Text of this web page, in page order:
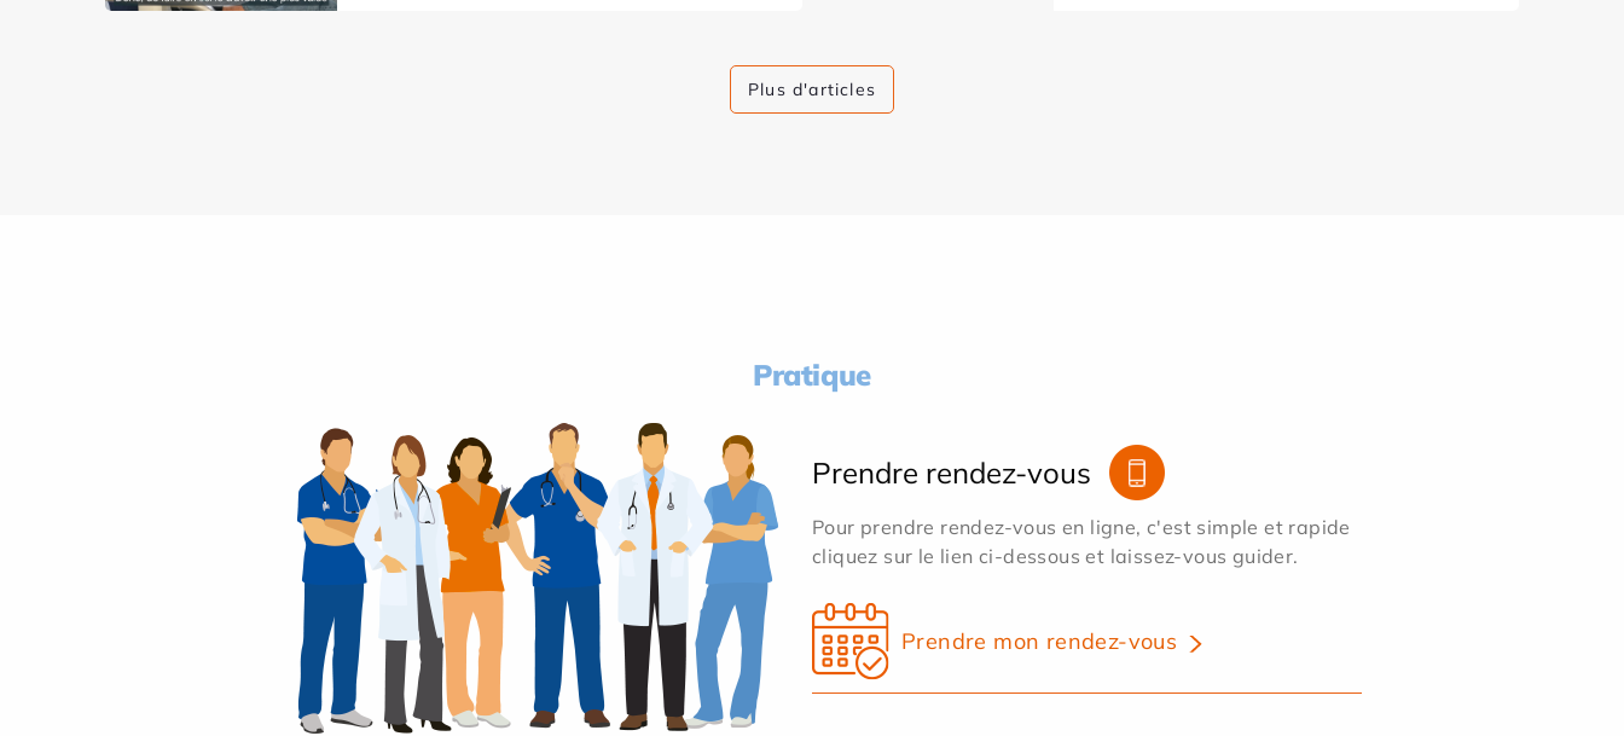
Plus d'articles
Pratique
Prendre rendez-vous
Pour prendre rendez-vous en ligne, c'est simple et rapide
cliquez sur le lien ci-dessous et laissez-vous guider.
Prendre mon rendez-vous